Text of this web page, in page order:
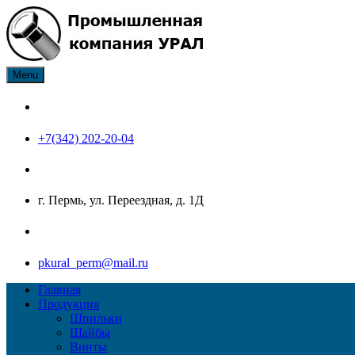
Skip
to
content
Промышленная компания
ПК Урал производитель нержавеющего крепежа: болт, гайка,
Menu
+7(342) 202-20-04
г. Пермь, ул. Переездная, д. 1Д
pkural_perm@mail.ru
Главная
Продукция
Шпильки
Шайбы
Винты